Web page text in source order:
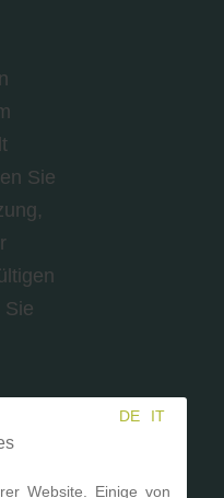
Sie
Sie
DE IT
Website. Einige von